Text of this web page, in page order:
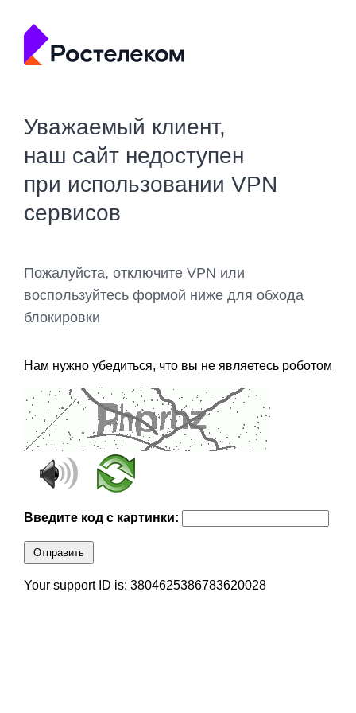
Уважаемый клиент,
наш сайт недоступен
при использовании VPN
сервисов
Пожалуйста, отключите VPN или
воспользуйтесь формой ниже для обхода
блокировки
Нам нужно убедиться, что вы не являетесь роботом
Введите код с картинки:
Отправить
Your support ID is: 3804625386783620028